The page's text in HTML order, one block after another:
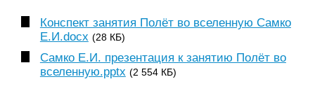
Конспект занятия Полёт во вселенную Самко
Е.И.docx (28 КБ)
Самко Е.И. презентация к занятию Полёт во
вселенную.pptx (2 554 КБ)